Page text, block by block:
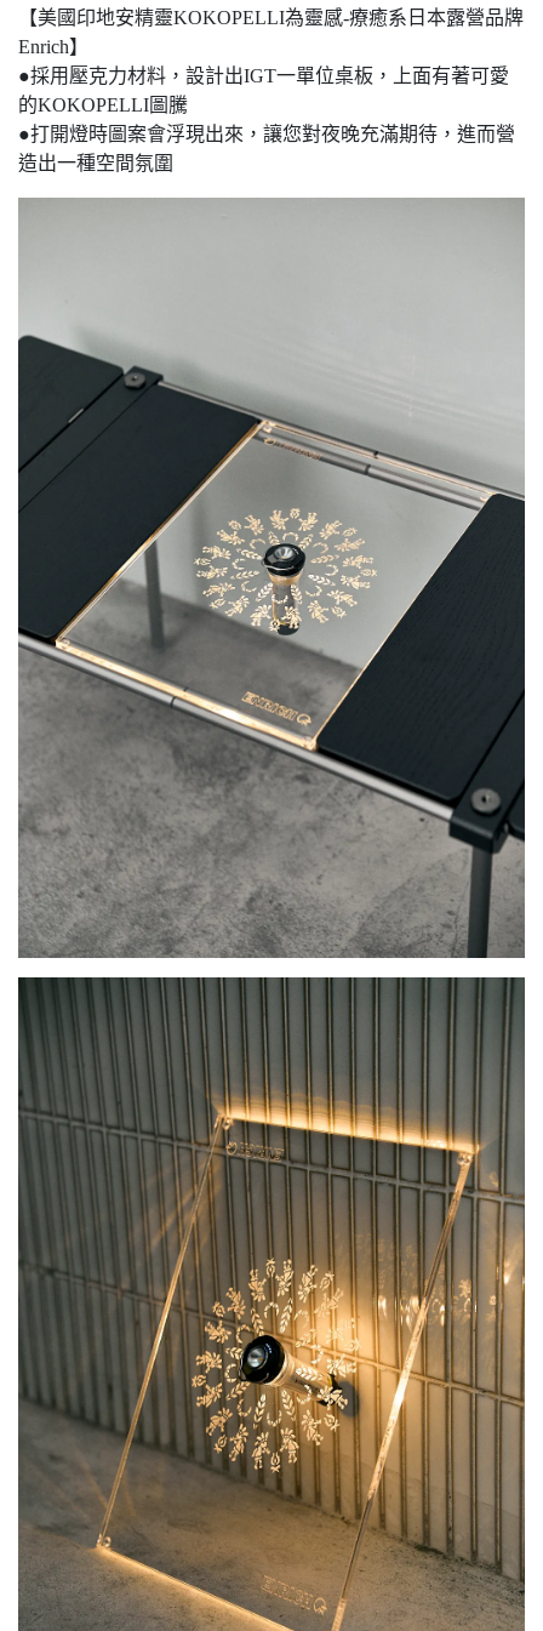
【美國印地安精靈KOKOPELLI為靈感-療癒系日本露營品牌
Enrich】
●採用壓克力材料，設計出IGT一單位桌板，上面有著可愛
的KOKOPELLI圖騰
●打開燈時圖案會浮現出來，讓您對夜晚充滿期待，進而營
造出一種空間氛圍